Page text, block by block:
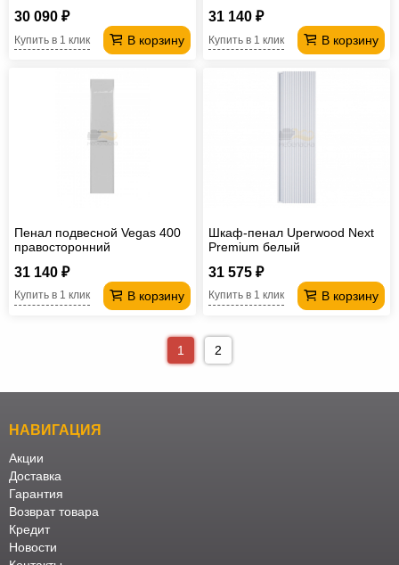
30 090 ₽
В корзину
Купить в 1 клик
31 140 ₽
В корзину
Купить в 1 клик
Пенал подвесной Vegas 400
правосторонний
31 140 ₽
В корзину
Купить в 1 клик
Шкаф-пенал Uperwood Next
Premium белый
31 575 ₽
В корзину
Купить в 1 клик
1 2
НАВИГАЦИЯ
Акции
Доставка
Гарантия
Возврат товара
Кредит
Новости